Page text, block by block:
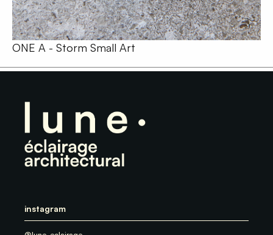
ONE A - Storm Small Art
instagram